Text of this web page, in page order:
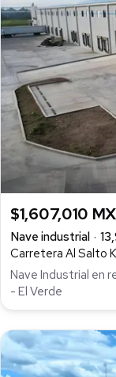
$1,607,010
Nave industrial
Carretera Al Salto
Nave Industrial en
- El Verde